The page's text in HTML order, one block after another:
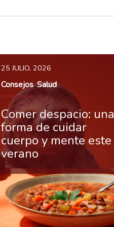
25 JULIO, 2026
Consejos,Salud
Comer despacio: una
forma de cuidar
cuerpo y mente este
verano